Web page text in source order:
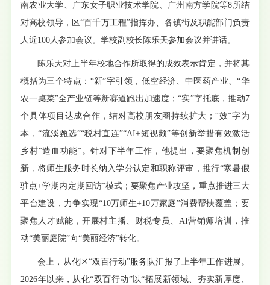
南农业大学、广东女子职业技术学院、广州南方学院等8所结
对高校领导，区“百千万工程”指挥办、各镇街及职能部门负责
人近100人参加会议。学校副校长陈乐天参加会议并讲话。
陈乐天对上半年校地合作所取得的成效表示肯定，并将其
概括为三个特点：“新”字引领，低空经济、中医药产业、“华
农一桌菜”全产业链等新赛道跑出加速度；“实”字托底，推动7
个具体项目达成合作，结对高校朋友圈持续扩大；“效”字为
本，“流溪甄选”“税村直连”“AI+短视频”等创新举措有效激活
乡村“造血功能”。针对下半年工作，他提出，要聚焦机制创
新，将师生服务时长纳入学分认定和职称评审，推行“寒暑假
驻点+学期内定期回访”模式；要聚焦产业攻坚，重点推进三大
平台建设，力争实现“10万师生+10万家庭”消费帮扶覆盖；要
聚焦人才赋能，开展村主播、财税专员、AI营销师培训，推
动“美丽庭院”向“美丽经济”转化。
会上，从化区“双百行动”服务队汇报了上半年工作进展。
2026年以来，从化“双百行动”以“拓展新领域、夯实新厚度、